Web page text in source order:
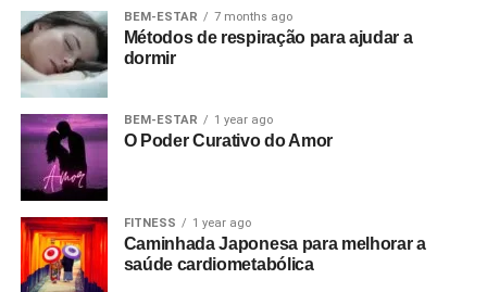
BEM-ESTAR 7 months ago
Métodos de respiração para ajudar a
dormir
BEM-ESTAR 1 year ago
O Poder Curativo do Amor
FITNESS 1 year ago
Caminhada Japonesa para melhorar a
saúde cardiometabólica